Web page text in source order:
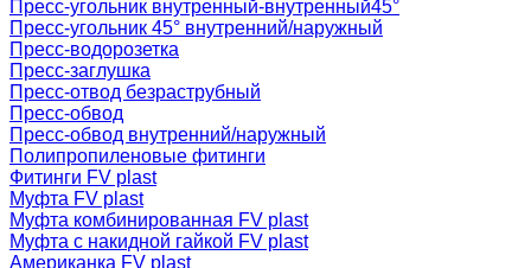
Пресс-угольник внутренный-внутренный45°
Пресс-угольник 45° внутренний/наружный
Пресс-водорозетка
Пресс-заглушка
Пресс-отвод безраструбный
Пресс-обвод
Пресс-обвод внутренний/наружный
Полипропиленовые фитинги
Фитинги FV plast
Муфта FV plast
Муфта комбинированная FV plast
Муфта с накидной гайкой FV plast
Американка FV plast